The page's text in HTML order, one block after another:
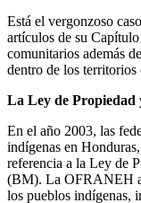
Está el vergonzoso
artículos de su
comunitarios además
dentro de los territorios
La Ley de Propiedad
En el año 2003, las
indígenas en
referencia a la Ley de
(BM). La OFRANEH
los pueblos indígenas,